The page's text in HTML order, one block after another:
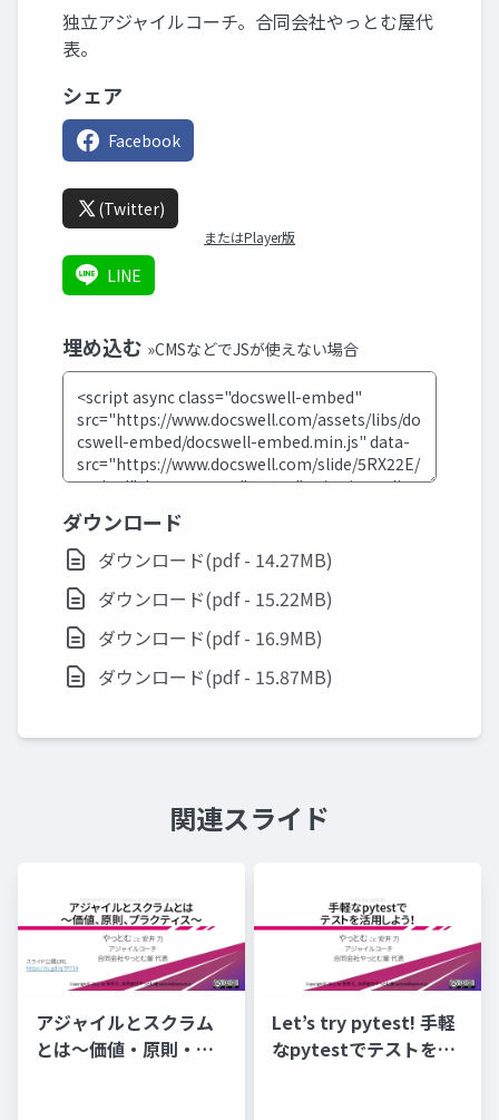
独立アジャイルコーチ。合同会社やっとむ屋代
表。
シェア
Facebook
(Twitter)
またはPlayer版
LINE
埋め込む »CMSなどでJSが使えない場合
ダウンロード
ダウンロード(pdf - 14.27MB)
ダウンロード(pdf - 15.22MB)
ダウンロード(pdf - 16.9MB)
ダウンロード(pdf - 15.87MB)
関連スライド
アジャイルとスクラム
とは～価値・原則・プ
Let’s try pytest! 手軽
なpytestでテストを活